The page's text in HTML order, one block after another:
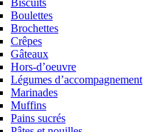
Biscuits
Boulettes
Brochettes
Crêpes
Gâteaux
Hors-d’oeuvre
Légumes d’accompagnement
Marinades
Muffins
Pains sucrés